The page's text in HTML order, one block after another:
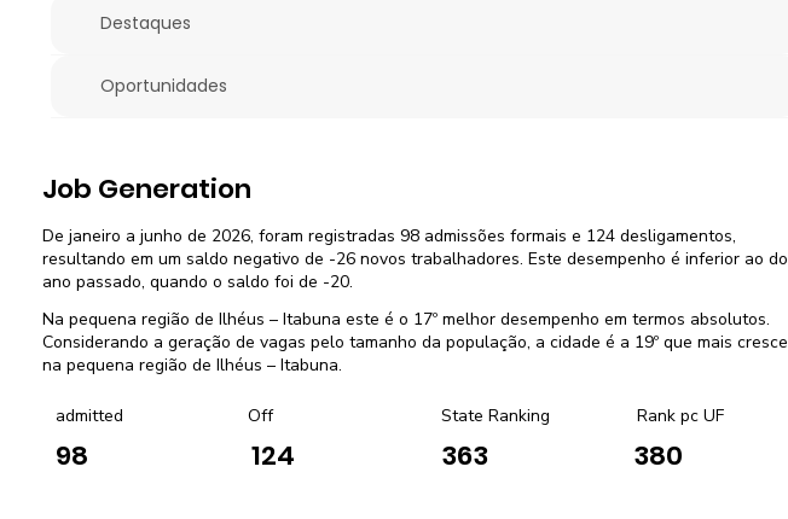
Destaques
Oportunidades
Job Generation
De janeiro a junho de 2026, foram registradas 98 admissões formais e 124 desligamentos,
resultando em um saldo negativo de -26 novos trabalhadores. Este desempenho é inferior ao do
ano passado, quando o saldo foi de -20.
Na pequena região de Ilhéus – Itabuna este é o 17º melhor desempenho em termos absolutos.
Considerando a geração de vagas pelo tamanho da população, a cidade é a 19º que mais cresce
na pequena região de Ilhéus – Itabuna.
admitted
98
Off
124
State Ranking
363
Rank pc UF
380